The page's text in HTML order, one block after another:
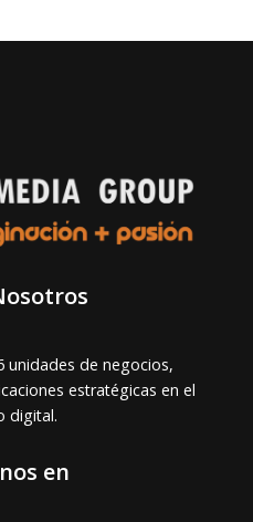
unidades de negocios,
estratégicas en el
digital.
en